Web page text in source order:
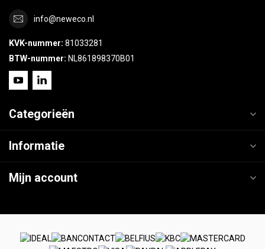
info@neweco.nl
KVK-nummer: 81033281
BTW-nummer: NL861898370B01
Categorieën
Informatie
Mijn account